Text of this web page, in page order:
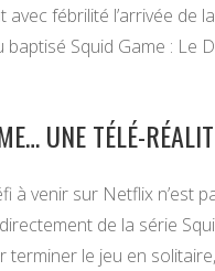
fébrilité l’arrivée de
Squid Game : Le
UNE TÉLÉ-
à venir sur Netflix n’est
de la série
le jeu en